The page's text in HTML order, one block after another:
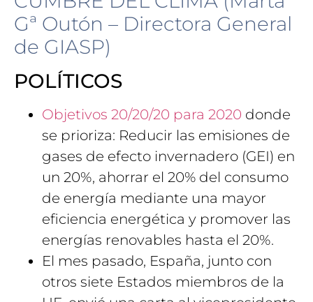
Gª Outón – Directora General
de GIASP)
POLÍTICOS
Objetivos 20/20/20 para 2020 donde
se prioriza: Reducir las emisiones de
gases de efecto invernadero (GEI) en
un 20%, ahorrar el 20% del consumo
de energía mediante una mayor
eficiencia energética y promover las
energías renovables hasta el 20%.
El mes pasado, España, junto con
otros siete Estados miembros de la